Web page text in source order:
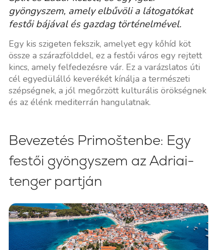
gyöngyszem, amely elbűvöli a látogatókat
festői bájával és gazdag történelmével.
Egy kis szigeten fekszik, amelyet egy kőhíd köt
össze a szárazfölddel, ez a festői város egy rejtett
kincs, amely felfedezésre vár. Ez a varázslatos úti
cél egyedülálló keverékét kínálja a természeti
szépségnek, a jól megőrzött kulturális örökségnek
és az élénk mediterrán hangulatnak.
Bevezetés Primoštenbe: Egy
festői gyöngyszem az Adriai-
tenger partján